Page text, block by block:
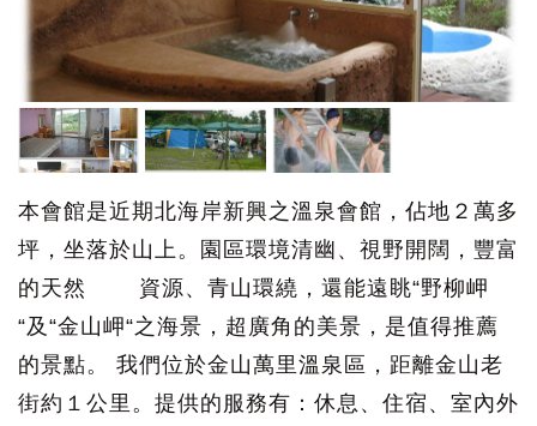
本會館是近期北海岸新興之溫泉會館，佔地２萬多
坪，坐落於山上。園區環境清幽、視野開闊，豐富
的天然 資源、青山環繞，還能遠眺“野柳岬
“及“金山岬“之海景，超廣角的美景，是值得推薦
的景點。 我們位於金山萬里溫泉區，距離金山老
街約１公里。提供的服務有：休息、住宿、室內外